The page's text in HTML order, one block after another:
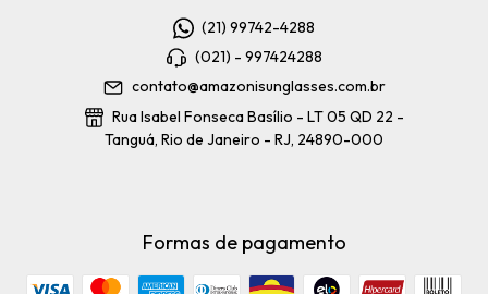
(21) 99742-4288
(021) - 997424288
contato@amazonisunglasses.com.br
Rua Isabel Fonseca Basílio - LT 05 QD 22 -
Tanguá, Rio de Janeiro - RJ, 24890-000
Formas de pagamento